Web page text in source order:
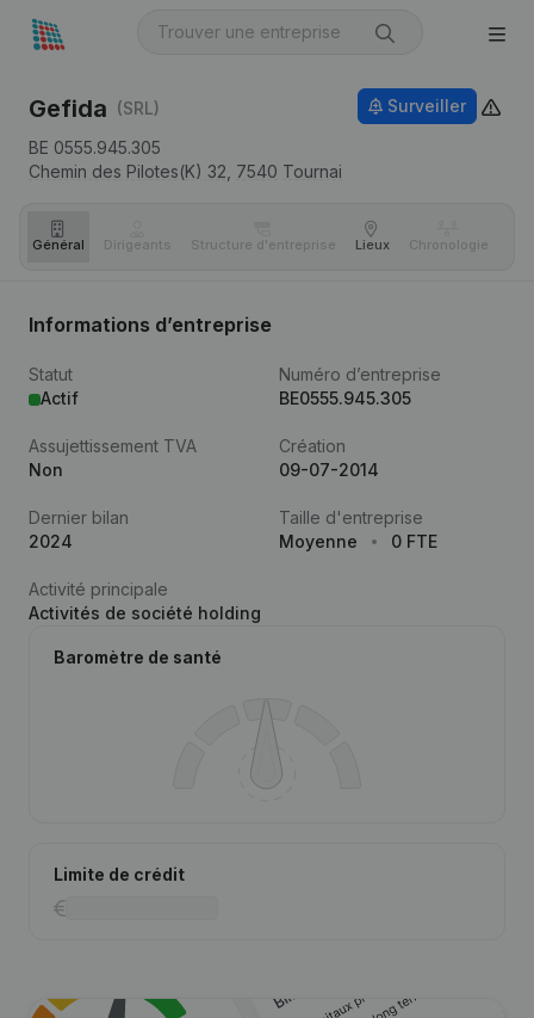
Gefida (SRL)
BE 0555.945.305
Chemin des Pilotes(K) 32, 7540 Tournai
Surveiller
Général Dirigeants Structure d'entreprise Lieux Chronologie
Informations d’entreprise
Statut
Actif
Numéro d’entreprise
BE0555.945.305
Assujettissement TVA
Non
Création
09-07-2014
Dernier bilan
2024
Taille d'entreprise
Moyenne
0 FTE
Activité principale
Activités de société holding
Baromètre de santé
Limite de crédit